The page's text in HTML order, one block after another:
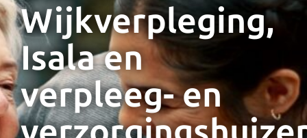
Wijkverpleging,
Isala en
verpleeg- en